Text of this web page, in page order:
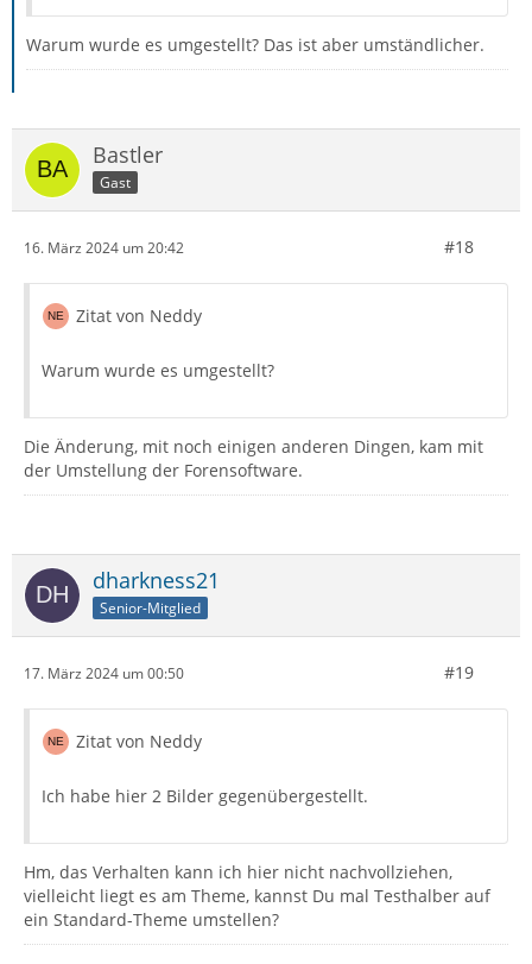
Warum wurde es umgestellt? Das ist aber umständlicher.
Bastler
Gast
16. März 2024 um 20:42 #18
Zitat von Neddy
Warum wurde es umgestellt?
Die Änderung, mit noch einigen anderen Dingen, kam mit
der Umstellung der Forensoftware.
dharkness21
Senior-Mitglied
17. März 2024 um 00:50 #19
Zitat von Neddy
Ich habe hier 2 Bilder gegenübergestellt.
Hm, das Verhalten kann ich hier nicht nachvollziehen,
vielleicht liegt es am Theme, kannst Du mal Testhalber auf
ein Standard-Theme umstellen?